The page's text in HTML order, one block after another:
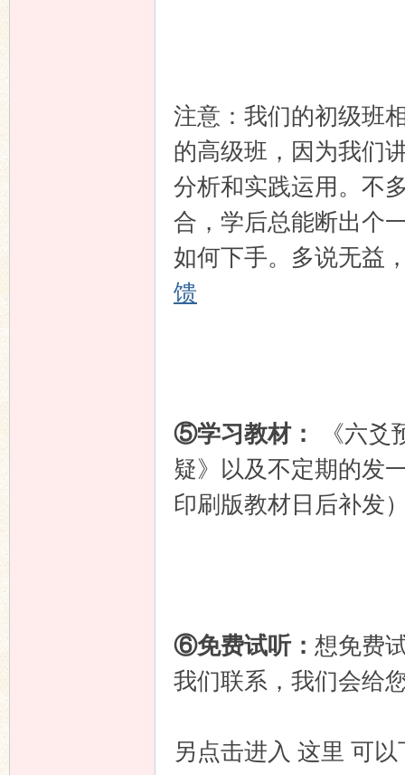
注意：我们的初级班
的高级班，因为我们
分析和实践运用。不
合，学后总能断出个
如何下手。多说无益
馈
⑤学习教材：
《六爻
疑》以及不定期的发
印刷版教材日后补发
⑥免费试听： 想免费
我们联系，我们会给
另点击进入 这里 可